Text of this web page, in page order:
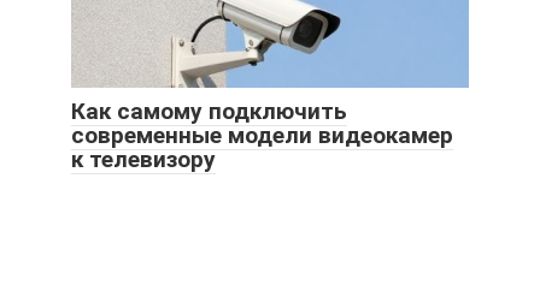
Как самому подключить
современные модели видеокамер
к телевизору